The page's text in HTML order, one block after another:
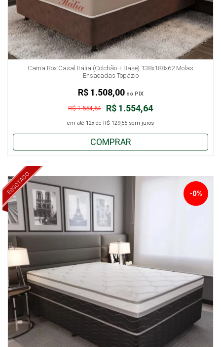
Cama Box Casal Itália (Colchão + Base) 138x188x62 Molas
Ensacadas Topázio
R$ 1.554,64
R$ 1.554,64
em até 12x de R$ 129,55 sem juros
R$ 1.508,00no PIX
COMPRAR
ESGOTADO -0%